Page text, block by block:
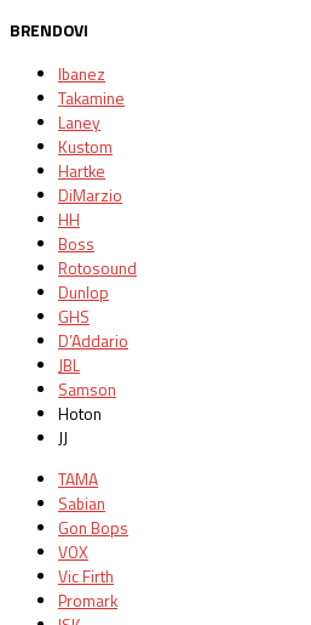
BRENDOVI
Ibanez
Takamine
Laney
Kustom
Hartke
DiMarzio
HH
Boss
Rotosound
Dunlop
GHS
D’Addario
JBL
Samson
Hoton
JJ
TAMA
Sabian
Gon Bops
VOX
Vic Firth
Promark